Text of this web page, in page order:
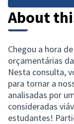
About
Chegou a hora
orçamentárias
Nesta consulta,
para tornar a
analisadas por
consideradas
estudantes!